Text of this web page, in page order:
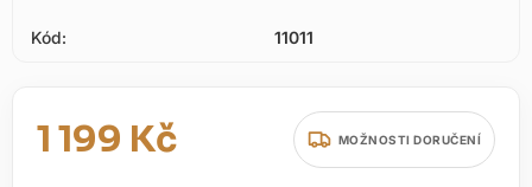
Kód: 11011
1 199 Kč
Měrná cena:
MOŽNOSTI DORUČENÍ